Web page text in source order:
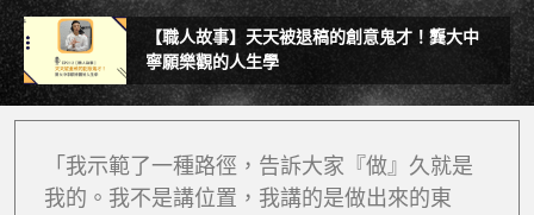
【職人故事】天天被退稿的創意鬼才！龔大中
寧願樂觀的人生學
「我示範了一種路徑，告訴大家『做』久就是
我的。我不是講位置，我講的是做出來的東